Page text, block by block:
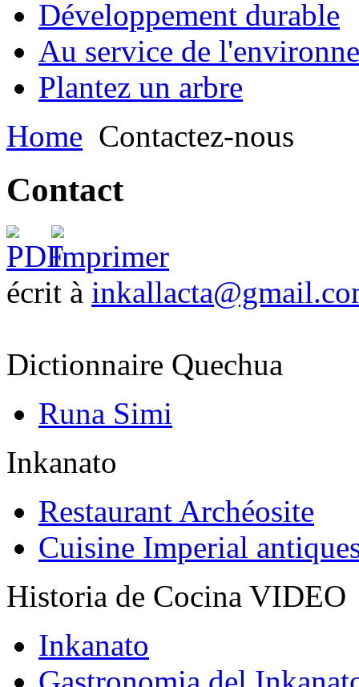
Développement durable
Au service de
Plantez un arbre
Home Contactez-nous
Contact
écrit à
Dictionnaire Quechua
Runa Simi
Inkanato
Restaurant Archéosite
Cuisine Imperial
Historia de Cocina VIDEO
Inkanato